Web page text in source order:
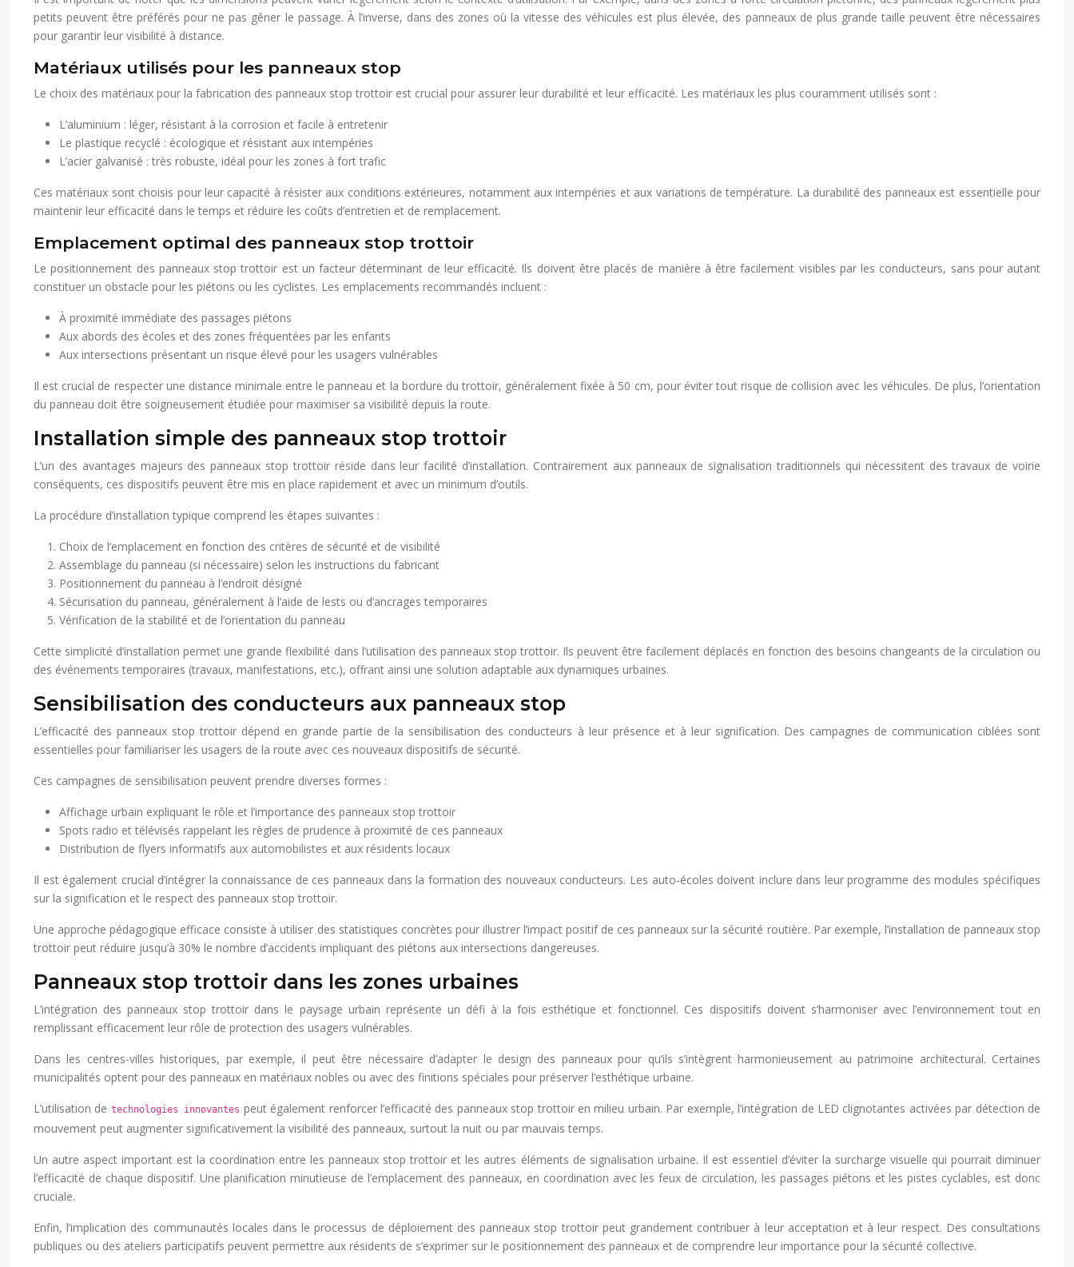
petits peuvent être préférés pour ne pas gêner le passage. À l’inverse, dans des zones où la vitesse des véhicules est plus élevée, des panneaux de plus grande taille peuvent être nécessaires
pour garantir leur visibilité à distance.
Matériaux utilisés pour les panneaux stop
Le choix des matériaux pour la fabrication des panneaux stop trottoir est crucial pour assurer leur durabilité et leur efficacité. Les matériaux les plus couramment utilisés sont :
L’aluminium : léger, résistant à la corrosion et facile à entretenir
Le plastique recyclé : écologique et résistant aux intempéries
L’acier galvanisé : très robuste, idéal pour les zones à fort trafic
Ces matériaux sont choisis pour leur capacité à résister aux conditions extérieures, notamment aux intempéries et aux variations de température. La durabilité des panneaux est essentielle pour
maintenir leur efficacité dans le temps et réduire les coûts d’entretien et de remplacement.
Emplacement optimal des panneaux stop trottoir
Le positionnement des panneaux stop trottoir est un facteur déterminant de leur efficacité. Ils doivent être placés de manière à être facilement visibles par les conducteurs, sans pour autant
constituer un obstacle pour les piétons ou les cyclistes. Les emplacements recommandés incluent :
À proximité immédiate des passages piétons
Aux abords des écoles et des zones fréquentées par les enfants
Aux intersections présentant un risque élevé pour les usagers vulnérables
Il est crucial de respecter une distance minimale entre le panneau et la bordure du trottoir, généralement fixée à 50 cm, pour éviter tout risque de collision avec les véhicules. De plus, l’orientation
du panneau doit être soigneusement étudiée pour maximiser sa visibilité depuis la route.
Installation simple des panneaux stop trottoir
L’un des avantages majeurs des panneaux stop trottoir réside dans leur facilité d’installation. Contrairement aux panneaux de signalisation traditionnels qui nécessitent des travaux de voirie
conséquents, ces dispositifs peuvent être mis en place rapidement et avec un minimum d’outils.
La procédure d’installation typique comprend les étapes suivantes :
Choix de l’emplacement en fonction des critères de sécurité et de visibilité
Assemblage du panneau (si nécessaire) selon les instructions du fabricant
Positionnement du panneau à l’endroit désigné
Sécurisation du panneau, généralement à l’aide de lests ou d’ancrages temporaires
Vérification de la stabilité et de l’orientation du panneau
Cette simplicité d’installation permet une grande flexibilité dans l’utilisation des panneaux stop trottoir. Ils peuvent être facilement déplacés en fonction des besoins changeants de la circulation ou
des événements temporaires (travaux, manifestations, etc.), offrant ainsi une solution adaptable aux dynamiques urbaines.
Sensibilisation des conducteurs aux panneaux stop
L’efficacité des panneaux stop trottoir dépend en grande partie de la sensibilisation des conducteurs à leur présence et à leur signification. Des campagnes de communication ciblées sont
essentielles pour familiariser les usagers de la route avec ces nouveaux dispositifs de sécurité.
Ces campagnes de sensibilisation peuvent prendre diverses formes :
Affichage urbain expliquant le rôle et l’importance des panneaux stop trottoir
Spots radio et télévisés rappelant les règles de prudence à proximité de ces panneaux
Distribution de flyers informatifs aux automobilistes et aux résidents locaux
Il est également crucial d’intégrer la connaissance de ces panneaux dans la formation des nouveaux conducteurs. Les auto-écoles doivent inclure dans leur programme des modules spécifiques
sur la signification et le respect des panneaux stop trottoir.
Une approche pédagogique efficace consiste à utiliser des statistiques concrètes pour illustrer l’impact positif de ces panneaux sur la sécurité routière. Par exemple, l’installation de panneaux stop
trottoir peut réduire jusqu’à 30% le nombre d’accidents impliquant des piétons aux intersections dangereuses.
Panneaux stop trottoir dans les zones urbaines
L’intégration des panneaux stop trottoir dans le paysage urbain représente un défi à la fois esthétique et fonctionnel. Ces dispositifs doivent s’harmoniser avec l’environnement tout en
remplissant efficacement leur rôle de protection des usagers vulnérables.
Dans les centres-villes historiques, par exemple, il peut être nécessaire d’adapter le design des panneaux pour qu’ils s’intègrent harmonieusement au patrimoine architectural. Certaines
municipalités optent pour des panneaux en matériaux nobles ou avec des finitions spéciales pour préserver l’esthétique urbaine.
L’utilisation de technologies innovantes peut également renforcer l’efficacité des panneaux stop trottoir en milieu urbain. Par exemple, l’intégration de LED clignotantes activées par détection de
mouvement peut augmenter significativement la visibilité des panneaux, surtout la nuit ou par mauvais temps.
Un autre aspect important est la coordination entre les panneaux stop trottoir et les autres éléments de signalisation urbaine. Il est essentiel d’éviter la surcharge visuelle qui pourrait diminuer
l’efficacité de chaque dispositif. Une planification minutieuse de l’emplacement des panneaux, en coordination avec les feux de circulation, les passages piétons et les pistes cyclables, est donc
cruciale.
Enfin, l’implication des communautés locales dans le processus de déploiement des panneaux stop trottoir peut grandement contribuer à leur acceptation et à leur respect. Des consultations
publiques ou des ateliers participatifs peuvent permettre aux résidents de s’exprimer sur le positionnement des panneaux et de comprendre leur importance pour la sécurité collective.